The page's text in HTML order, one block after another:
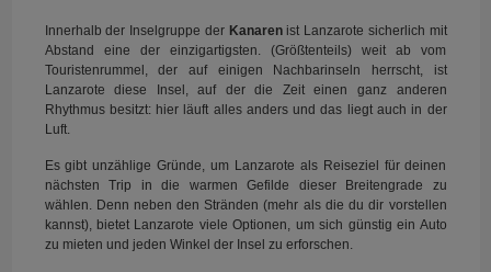
Innerhalb der Inselgruppe der Kanarenist Lanzarote sicherlich mit
Abstand eine der einzigartigsten. (Größtenteils) weit ab vom
Touristenrummel, der auf einigen Nachbarinseln herrscht, ist
Lanzarote diese Insel, auf der die Zeit einen ganz anderen
Rhythmus besitzt: hier läuft alles anders und das liegt auch in der
Luft.
Es gibt unzählige Gründe, um Lanzarote als Reiseziel für deinen
nächsten Trip in die warmen Gefilde dieser Breitengrade zu
wählen. Denn neben den Stränden (mehr als die du dir vorstellen
kannst), bietet Lanzarote viele Optionen, um sich günstig ein Auto
zu mieten und jeden Winkel der Insel zu erforschen.